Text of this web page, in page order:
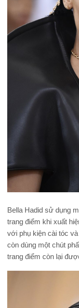
Bella Hadid sử dụng
trang điểm khi xuất
với phụ kiện cài tóc
còn dùng một chút
trang điểm còn lại